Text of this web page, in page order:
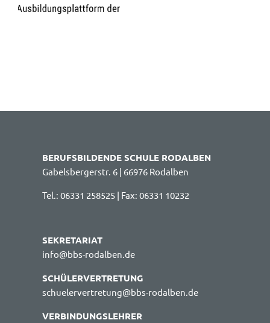
BERUFSBILDENDE SCHULE RODALBEN
Gabelsbergerstr. 6 | 66976 Rodalben
Tel.: 06331 258525 | Fax: 06331 10232
SEKRETARIAT
info@bbs-rodalben.de
SCHÜLERVERTRETUNG
schuelervertretung@bbs-rodalben.de
VERBINDUNGSLEHRER